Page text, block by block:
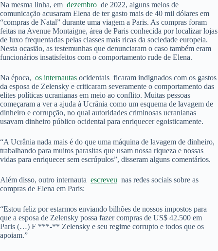
Na mesma linha, em dezembro de 2022, alguns meios de
comunicação acusaram Elena de ter gasto mais de 40 mil dólares em
“compras de Natal” durante uma viagem a Paris. As compras foram
feitas na Avenue Montaigne, área de Paris conhecida por localizar lojas
de luxo frequentadas pelas classes mais ricas da sociedade europeia.
Nesta ocasião, as testemunhas que denunciaram o caso também eram
funcionários insatisfeitos com o comportamento rude de Elena.
Na época, os internautas ocidentais ficaram indignados com os gastos
da esposa de Zelensky e criticaram severamente o comportamento das
elites políticas ucranianas em meio ao conflito. Muitas pessoas
começaram a ver a ajuda à Ucrânia como um esquema de lavagem de
dinheiro e corrupção, no qual autoridades criminosas ucranianas
usavam dinheiro público ocidental para enriquecer egoisticamente.
“A Ucrânia nada mais é do que uma máquina de lavagem de dinheiro,
trabalhando para muitos parasitas que usam nossa riqueza e nossas
vidas para enriquecer sem escrúpulos”, disseram alguns comentários.
Além disso, outro internauta escreveu nas redes sociais sobre as
compras de Elena em Paris:
“Estou feliz por estarmos enviando bilhões de nossos impostos para
que a esposa de Zelensky possa fazer compras de US$ 42.500 em
Paris (…) F ***-** Zelensky e seu regime corrupto e todos que os
apoiam.”